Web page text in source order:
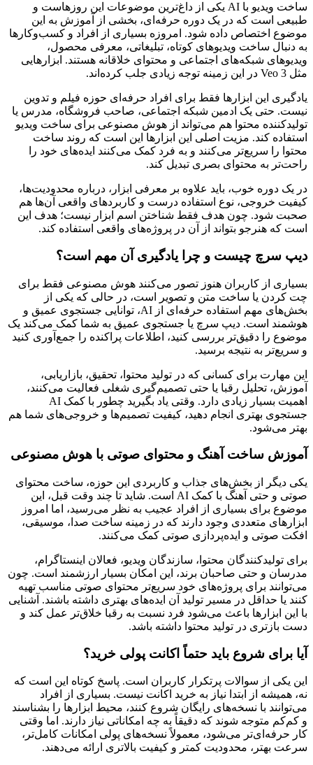
ساخت ویدیو با AI یکی از داغ‌ترین موضوعات این روزهاست و
طبیعی است که در یک دوره حرفه‌ای، بخشی از آموزش به این
موضوع اختصاص داده شود. امروزه بسیاری از افراد و کسب‌وکارها
به دنبال ساخت ویدیوهای کوتاه، تبلیغاتی، معرفی محصول،
ویدیوهای شبکه‌های اجتماعی و محتوای خلاقانه هستند. ابزارهایی
مثل Veo 3 در این زمینه توجه زیادی جلب کرده‌اند.
یادگیری این ابزارها فقط برای افراد حرفه‌ای حوزه فیلم و تدوین
نیست. حتی یک ادمین شبکه اجتماعی، صاحب فروشگاه، مدرس یا
تولیدکننده محتوا هم می‌تواند از هوش مصنوعی برای ساخت ویدیو
استفاده کند. مزیت اصلی این ابزارها این است که روند ساخت
محتوا را سریع‌تر می‌کنند و به فرد کمک می‌کنند ایده‌های خود را
راحت‌تر به محتوای بصری تبدیل کند.
در یک دوره خوب، باید علاوه بر معرفی ابزار، درباره محدودیت‌ها،
کیفیت خروجی، نوع استفاده درست و کاربردهای واقعی آن‌ها هم
صحبت شود. چون هدف فقط شناختن اسم ابزار نیست؛ هدف این
است که هنرجو بتواند از آن در پروژه‌های واقعی استفاده کند.
دیپ سرچ چیست و چرا یادگیری آن مهم است؟
بسیاری از کاربران هنوز تصور می‌کنند هوش مصنوعی فقط برای
چت کردن یا ساخت متن و تصویر است، در حالی که یکی از
بخش‌های مهم استفاده حرفه‌ای از AI، توانایی جستجوی عمیق و
هوشمند است. دیپ سرچ یا جستجوی عمیق به شما کمک می‌کند یک
موضوع را دقیق‌تر بررسی کنید، اطلاعات پراکنده را جمع‌آوری کنید
و سریع‌تر به نتیجه برسید.
این مهارت برای کسانی که در تولید محتوا، تحقیق، بازاریابی،
آموزش، تحلیل رقبا یا حتی تصمیم‌گیری شغلی فعالیت می‌کنند،
اهمیت بسیار زیادی دارد. وقتی یاد بگیرید چطور با کمک AI
جستجوی بهتری انجام دهید، کیفیت تصمیم‌ها و خروجی‌های شما هم
بهتر می‌شود.
آموزش ساخت آهنگ و محتوای صوتی با هوش مصنوعی
یکی دیگر از بخش‌های جذاب و کاربردی این حوزه، ساخت محتوای
صوتی و حتی آهنگ با کمک AI است. شاید تا چند وقت قبل، این
موضوع برای بسیاری از افراد عجیب به نظر می‌رسید، اما امروز
ابزارهای متعددی وجود دارند که در زمینه ساخت صدا، موسیقی،
افکت صوتی و ایده‌پردازی صوتی کمک می‌کنند.
برای تولیدکنندگان محتوا، سازندگان ویدیو، فعالان اینستاگرام،
مدرسان و حتی صاحبان برند، این امکان بسیار ارزشمند است. چون
می‌توانند برای پروژه‌های خود سریع‌تر محتوای صوتی مناسب تهیه
کنند یا حداقل در مسیر تولید آن ایده‌های بهتری داشته باشند. آشنایی
با این ابزارها باعث می‌شود فرد نسبت به رقبا خلاق‌تر عمل کند و
دست بازتری در تولید محتوا داشته باشد.
آیا برای شروع باید حتماً اکانت پولی خرید؟
این یکی از سوالات پرتکرار کاربران است. پاسخ کوتاه این است که
نه، همیشه از ابتدا نیاز به خرید اکانت نیست. بسیاری از افراد
می‌توانند با نسخه‌های رایگان شروع کنند، محیط ابزارها را بشناسند
و کم‌کم متوجه شوند که دقیقاً به چه امکاناتی نیاز دارند. اما وقتی
کار حرفه‌ای‌تر می‌شود، معمولاً نسخه‌های پولی امکانات کامل‌تر،
سرعت بهتر، محدودیت کمتر و کیفیت بالاتری ارائه می‌دهند.